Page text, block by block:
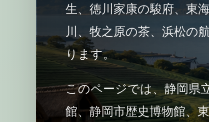
生、徳川家康の駿府、東
川、牧之原の茶、浜松の
ります。
このページでは、静岡県
館、静岡市歴史博物館、